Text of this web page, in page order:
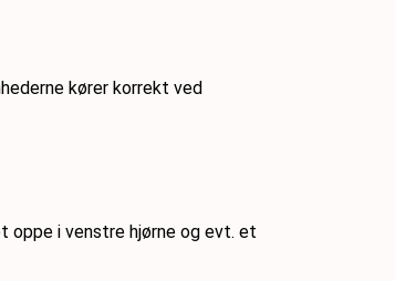
kører korrekt ved
oppe i venstre hjørne og evt. et